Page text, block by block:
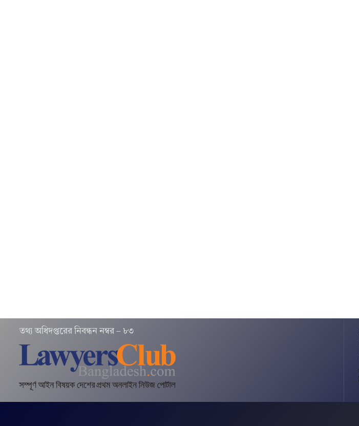
তথ‌্য অ‌ধিদপ্ত‌রের নিবন্ধন নম্বর – ৮৩